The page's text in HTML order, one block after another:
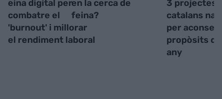
eina digital per
combatre el
'burnout' i millorar
el rendiment laboral
en la cerca de
feina?
3 projectes
catalans
per
propòsits
any